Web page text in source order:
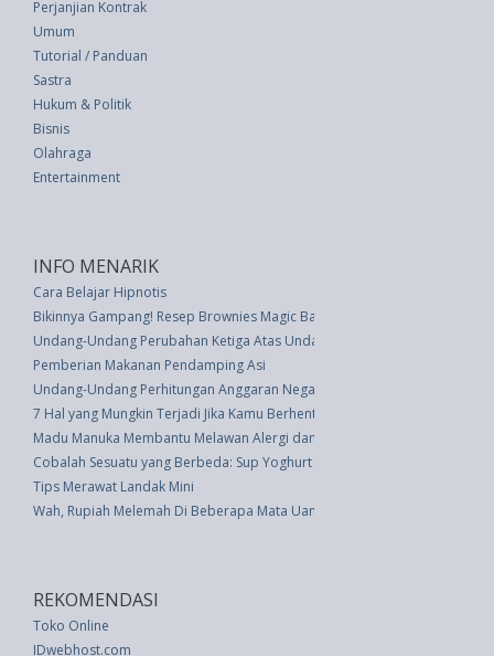
Perjanjian Kontrak
Umum
Tutorial / Panduan
Sastra
Hukum & Politik
Bisnis
Olahraga
Entertainment
INFO MENARIK
Cara Belajar Hipnotis
Bikinnya Gampang! Resep Brownies Magic Bar Pakai 4 Bahan Sederhana
Undang-Undang Perubahan Ketiga Atas Undang-undang Nomor 53
Pemberian Makanan Pendamping Asi
Undang-Undang Perhitungan Anggaran Negara Tahun Anggaran 1979/
7 Hal yang Mungkin Terjadi Jika Kamu Berhenti Menggunakan Makeup
Madu Manuka Membantu Melawan Alergi dan Demam
Cobalah Sesuatu yang Berbeda: Sup Yoghurt Barley
Tips Merawat Landak Mini
Wah, Rupiah Melemah Di Beberapa Mata Uang Asing
REKOMENDASI
Toko Online
IDwebhost.com